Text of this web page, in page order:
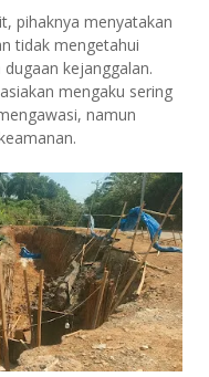
pihaknya menyatakan
tidak mengetahui
kejanggalan.
mengaku sering
namun